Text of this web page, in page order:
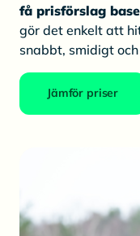
få prisförslag
gör det enkelt att
snabbt, smidigt
Jämför priser